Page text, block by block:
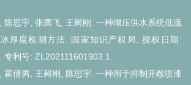
陈思宇, 张腾飞, 王树刚. 一种增压供水系统低流
厚度检测方法. 国家知识产权局, 授权日期:
利号: ZL202111601903.1.
霍倩男, 王树刚, 陈思宇. 一种用于抑制开敞喷漆